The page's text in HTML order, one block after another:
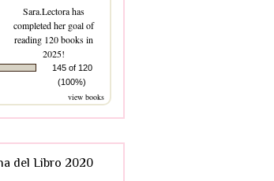
Sara.Lectorahas
completed her goal of
reading 120 books in
2025!
145 of 120
(100%)
view books
del Libro 2020